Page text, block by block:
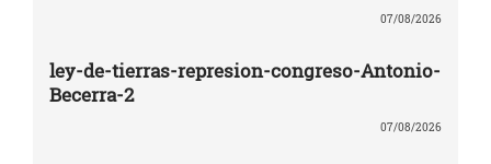
07/08/2026
ley-de-tierras-represion-congreso-Antonio-
Becerra-2
07/08/2026